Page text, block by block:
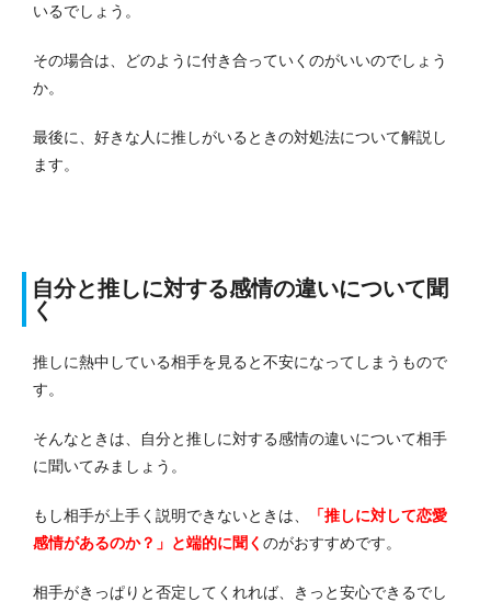
いるでしょう。
その場合は、どのように付き合っていくのがいいのでしょう
か。
最後に、好きな人に推しがいるときの対処法について解説し
ます。
自分と推しに対する感情の違いについて聞
く
推しに熱中している相手を見ると不安になってしまうもので
す。
そんなときは、自分と推しに対する感情の違いについて相手
に聞いてみましょう。
もし相手が上手く説明できないときは、
「推しに対して恋愛
感情があるのか？」と端的に聞く のがおすすめです。
相手がきっぱりと否定してくれれば、きっと安心できるでし